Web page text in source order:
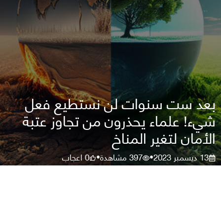
بعد ست سنوات لن نستطيع فعل
شيء! علماء يحذرون من تجاوز عتبة
الأمان لتغير المناخ
13 ديسمبر 2023 •
397مشاهدة•
0اعجاب